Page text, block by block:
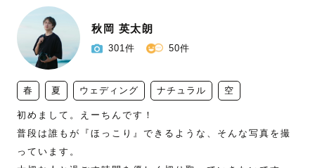
秋岡 英太朗
301件 50件
春 夏 ウェディング ナチュラル 空
初めまして。えーちんです！
普段は誰もが『ほっこり』できるような、そんな写真を撮
っています。